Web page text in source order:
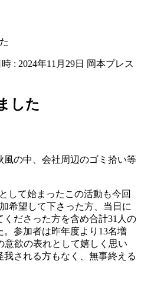
: 2024年11月29日 岡本プレス
した
風の中、会社周辺のゴミ拾い等
して始まったこの活動も今回
希望して下さった方、当日に
ださった方を含め合計31人の
参加者は昨年度より13名増
意欲の表れとして嬉しく思い
我される方もなく、無事終える